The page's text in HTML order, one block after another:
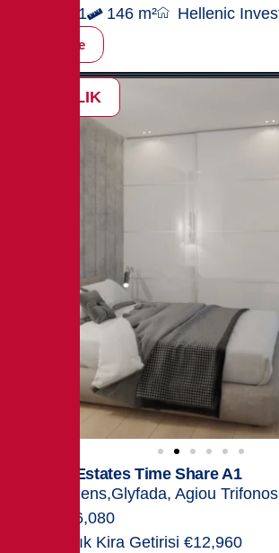
2+1 146 m² Hellenic
İncele
Elite Estates Time Share A1
Athens,Glyfada, Agiou
406,080
Yıllık Kira Getirisi €12,960
SATILIK